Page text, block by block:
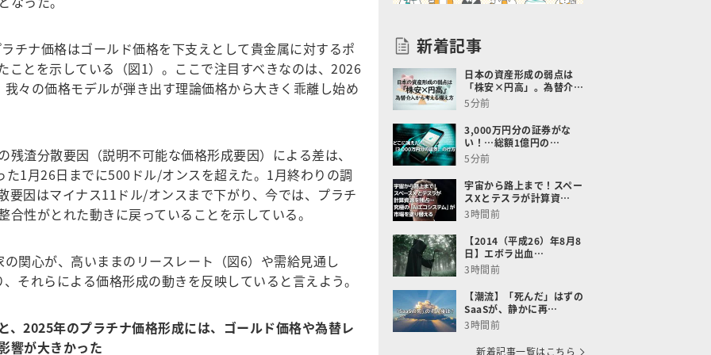
ナ価格はゴールド価格を下支えとして貴金属に対するポ
ことを示している（図1）。ここで注目すべきなのは、2026
々の価格モデルが弾き出す理論価格から大きく乖離し始め
渣分散要因（説明不可能な価格形成要因）による差は、
1月26日までに500ドル/オンスを超えた。1月終わりの調
要因はマイナス11ドル/オンスまで下がり、今では、プラチ
性がとれた動きに戻っていることを示している。
関心が、高いままのリースレート（図6）や需給見通し
それらによる価格形成の動きを反映していると言えよう。
2025年のプラチナ価格形成には、ゴールド価格や為替レ
響が大きかった
新着記事
日本の資産形成の弱点は
「株安×円高」。為替介…
5分前
3,000万円分の証券がな
い！…総額1億円の…
5分前
宇宙から路上まで！スペー
スXとテスラが計算資…
3時間前
【2014（平成26）年8月8
日】エボラ出血…
3時間前
【潮流】「死んだ」はずの
SaaSが、静かに再…
3時間前
新着記事一覧はこちら